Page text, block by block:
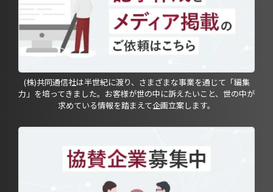
(株)共同通信社は半世紀に渡り、さまざまな事業を通じて「編集
力」を培ってきました。お客様が世の中に訴えたいこと、世の中が
求めている情報を踏まえて企画立案します。